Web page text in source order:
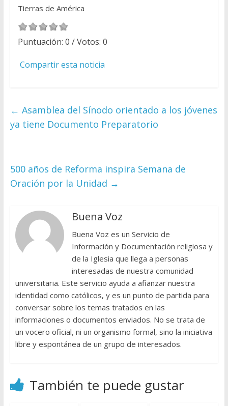
Tierras de América
Puntuación: 0 / Votos: 0
Compartir esta noticia
← Asamblea del Sínodo orientado a los jóvenes
ya tiene Documento Preparatorio
500 años de Reforma inspira Semana de
Oración por la Unidad →
Buena Voz
Buena Voz es un Servicio de
Información y Documentación religiosa y
de la Iglesia que llega a personas
interesadas de nuestra comunidad
universitaria. Este servicio ayuda a afianzar nuestra
identidad como católicos, y es un punto de partida para
conversar sobre los temas tratados en las
informaciones o documentos enviados. No se trata de
un vocero oficial, ni un organismo formal, sino la iniciativa
libre y espontánea de un grupo de interesados.
También te puede gustar